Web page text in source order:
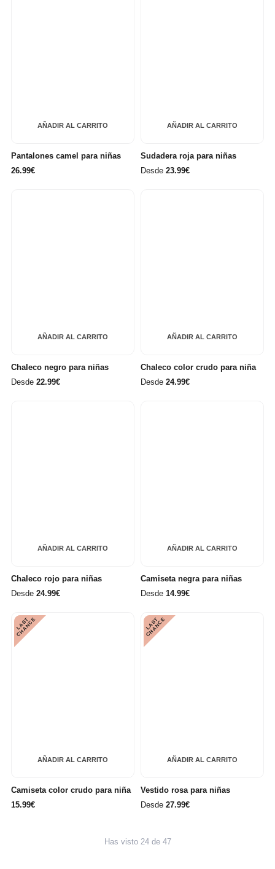
AÑADIR AL CARRITO
Pantalones camel para niñas
26.99€
AÑADIR AL CARRITO
Sudadera roja para niñas
Desde 23.99€
AÑADIR AL CARRITO
Chaleco negro para niñas
Desde 22.99€
AÑADIR AL CARRITO
Chaleco color crudo para niña
Desde 24.99€
AÑADIR AL CARRITO
Chaleco rojo para niñas
Desde 24.99€
AÑADIR AL CARRITO
Camiseta negra para niñas
Desde 14.99€
AÑADIR AL CARRITO
L
A
S
T
C
H
A
N
C
E
Camiseta color crudo para niña
15.99€
AÑADIR AL CARRITO
L
A
S
T
C
H
A
N
C
E
Vestido rosa para niñas
Desde 27.99€
Has visto 24 de 47